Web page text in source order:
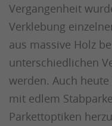
Vergangenheit
Verklebung
aus massive Holz
unterschiedlichen
werden. Auch
mit edlem
Parkettoptiken